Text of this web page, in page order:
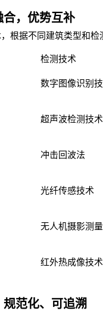
，优势互补
根据不同建筑类型和检
检测技术
数字图像识别
超声波检测技术
冲击回波法
光纤传感技术
无人机摄影测
红外热成像技术
范化、可追溯